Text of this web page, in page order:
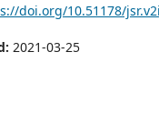
doi.org/10.51178/
2021-03-25